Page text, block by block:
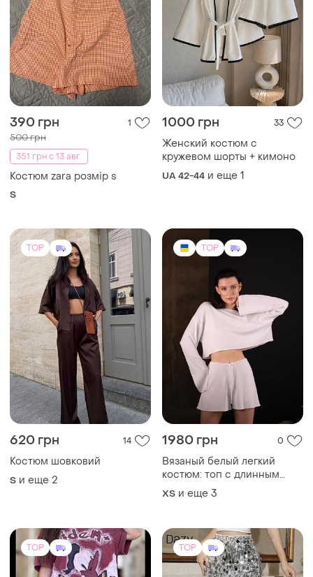
390 грн 1
500 грн
351 грн с 13 авг.
Костюм zara розмір s
1000 грн 33
Женский костюм с
кружевом шорты + кимоно
UA 42-44 и еще
TOP
620 грн 14
Костюм шовковий
S и еще 2
1980 грн
Вязаный белый легкий
костюм: топ с длинным
рукавом и шорты
и еще 3
TOP TOP